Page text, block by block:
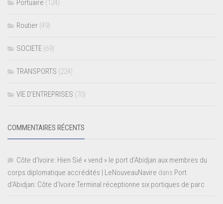
Portuaire (124)
Routier (49)
SOCIETE (69)
TRANSPORTS (224)
VIE D’ENTREPRISES (70)
COMMENTAIRES RÉCENTS
Côte d'Ivoire: Hien Sié « vend » le port d'Abidjan aux membres du
corps diplomatique accrédités | LeNouveauNavire dans Port
d’Abidjan: Côte d’Ivoire Terminal réceptionne six portiques de parc